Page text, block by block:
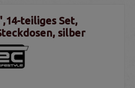
teiliges Set,
silber